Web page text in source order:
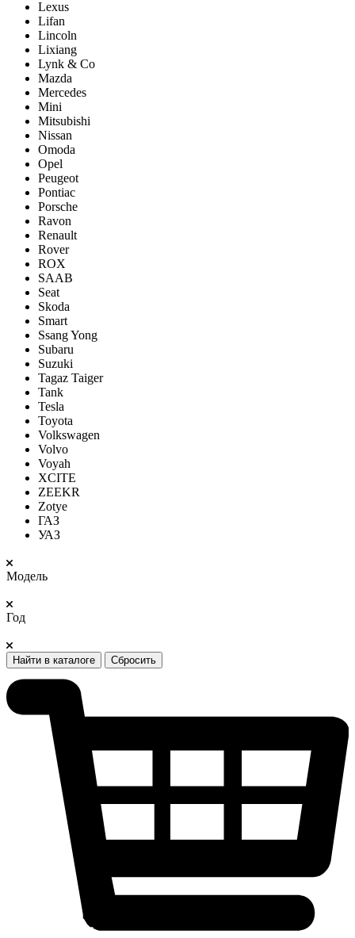
Lexus
Lifan
Lincoln
Lixiang
Lynk & Co
Mazda
Mercedes
Mini
Mitsubishi
Nissan
Omoda
Opel
Peugeot
Pontiac
Porsсhe
Ravon
Renault
Rover
ROX
SAAB
Seat
Skoda
Smart
Ssang Yong
Subaru
Suzuki
Tagaz Taiger
Tank
Tesla
Toyota
Volkswagen
Volvo
Voyah
XCITE
ZEEKR
Zotye
ГАЗ
УАЗ
Модель
Год
Найти в каталоге Сбросить